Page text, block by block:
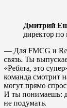
Дмитрий
директор
— Для FMCG и
связь. Ты
«Ребята, это
команда смотрит
могут прямо
И ты понимаешь:
не подумать.